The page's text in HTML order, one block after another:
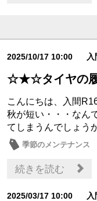
2025/10/17 10:00
☆★☆タイヤの
こんにちは、入間
秋が短い・・・なん
てしまうんでしょう
季節のメンテナンス
続きを読む
2025/03/17 10:00